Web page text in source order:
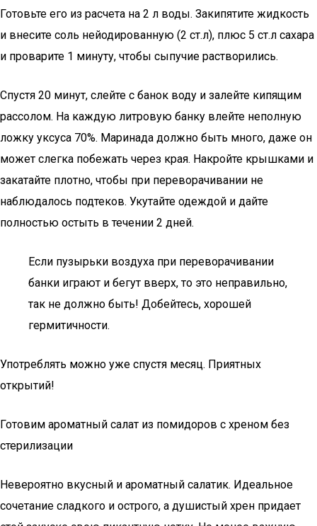
Готовьте его из расчета на 2 л воды. Закипятите жидкость
и внесите соль нейодированную (2 ст.л), плюс 5 ст.л сахара
и проварите 1 минуту, чтобы сыпучие растворились.
Спустя 20 минут, слейте с банок воду и залейте кипящим
рассолом. На каждую литровую банку влейте неполную
ложку уксуса 70%. Маринада должно быть много, даже он
может слегка побежать через края. Накройте крышками и
закатайте плотно, чтобы при переворачивании не
наблюдалось подтеков. Укутайте одеждой и дайте
полностью остыть в течении 2 дней.
Если пузырьки воздуха при переворачивании
банки играют и бегут вверх, то это неправильно,
так не должно быть! Добейтесь, хорошей
гермитичности.
Употреблять можно уже спустя месяц. Приятных
открытий!
Готовим ароматный салат из помидоров с хреном без
стерилизации
Невероятно вкусный и ароматный салатик. Идеальное
сочетание сладкого и острого, а душистый хрен придает